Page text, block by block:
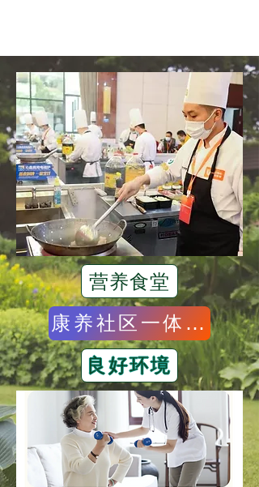
营养食堂
康养社区一体化管
良好环境